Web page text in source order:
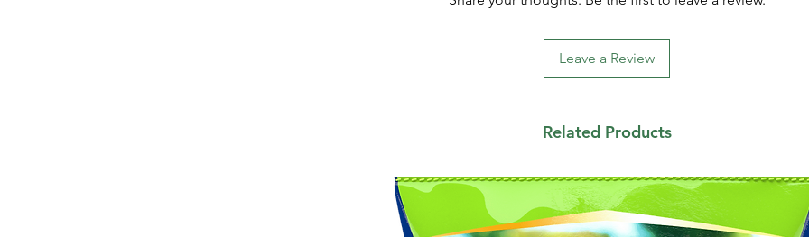
Leave a Review
Related Products